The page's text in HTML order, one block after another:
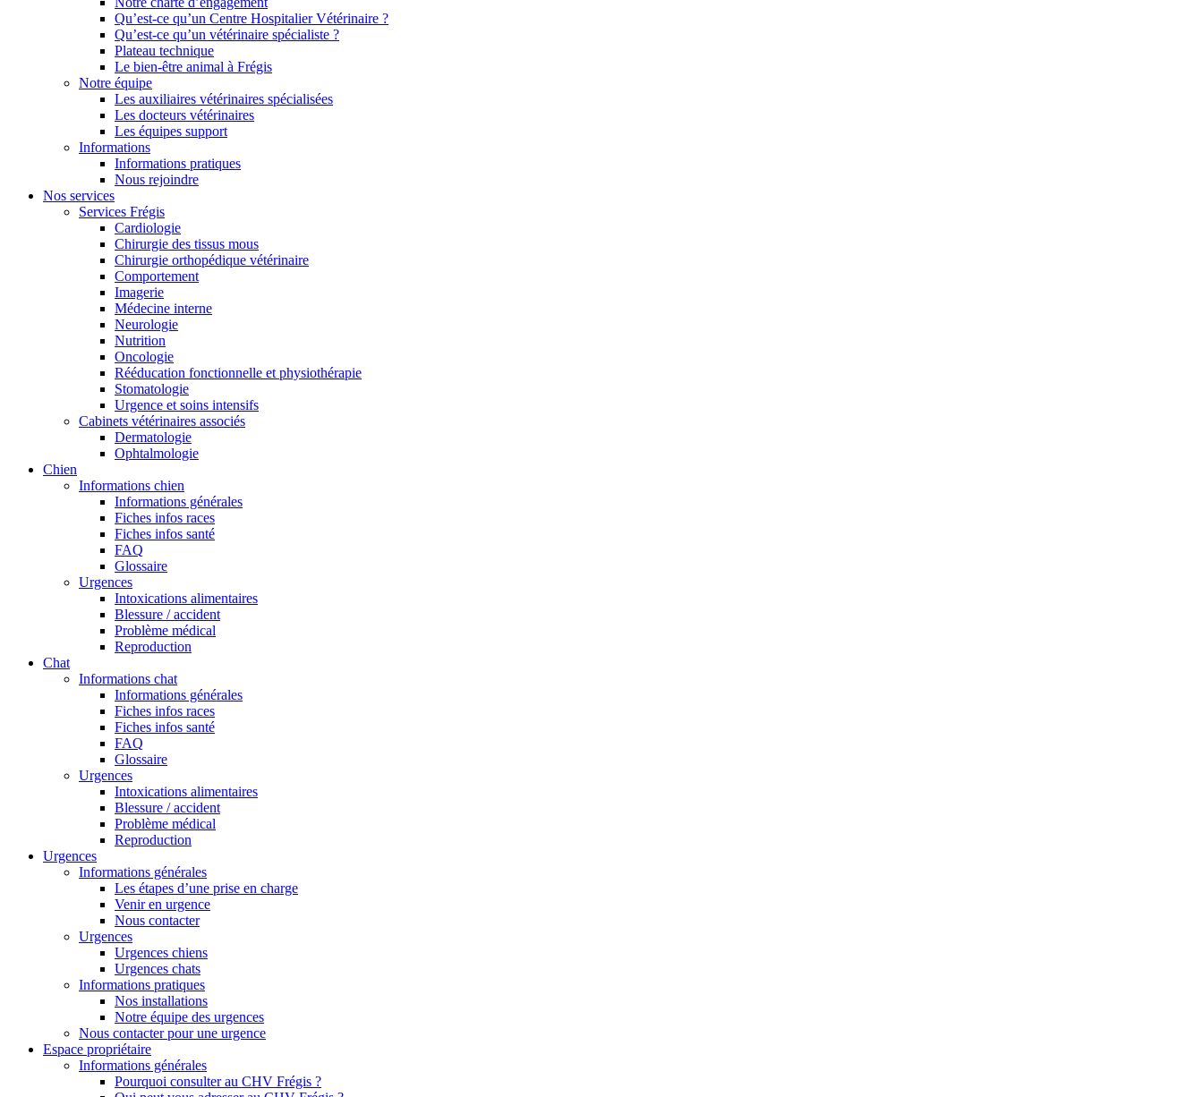
Qu’est-ce qu’un Centre Hospitalier Vétérinaire ?
Qu’est-ce qu’un vétérinaire spécialiste ?
Plateau technique
Le bien-être animal à Frégis
Notre équipe
Les auxiliaires vétérinaires spécialisées
Les docteurs vétérinaires
Les équipes support
Informations
Informations pratiques
Nous rejoindre
Nos services
Services Frégis
Cardiologie
Chirurgie des tissus mous
Chirurgie orthopédique vétérinaire
Comportement
Imagerie
Médecine interne
Neurologie
Nutrition
Oncologie
Rééducation fonctionnelle et physiothérapie
Stomatologie
Urgence et soins intensifs
Cabinets vétérinaires associés
Dermatologie
Ophtalmologie
Chien
Informations chien
Informations générales
Fiches infos races
Fiches infos santé
FAQ
Glossaire
Urgences
Intoxications alimentaires
Blessure / accident
Problème médical
Reproduction
Chat
Informations chat
Informations générales
Fiches infos races
Fiches infos santé
FAQ
Glossaire
Urgences
Intoxications alimentaires
Blessure / accident
Problème médical
Reproduction
Urgences
Informations générales
Les étapes d’une prise en charge
Venir en urgence
Nous contacter
Urgences
Urgences chiens
Urgences chats
Informations pratiques
Nos installations
Notre équipe des urgences
Nous contacter pour une urgence
Espace propriétaire
Informations générales
Pourquoi consulter au CHV Frégis ?